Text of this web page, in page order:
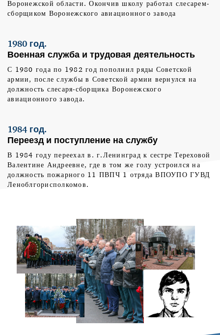
Воронежской области. Окончив школу работал слесарем-
сборщиком Воронежского авиационного завода
1980 год.
Военная служба и трудовая деятельность
С 1980 года по 1982 год пополнил ряды Советской
армии, после службы в Советской армии вернулся на
должность слесаря-сборщика Воронежского
авиационного завода.
1984 год.
Переезд и поступление на службу
В 1984 году переехал в. г.Ленинград к сестре Тереховой
Валентине Андреевне, где в том же голу устроился на
должность пожарного 11 ПВПЧ 1 отряда ВПОУПО ГУВД
Леноблгорисполкомов.